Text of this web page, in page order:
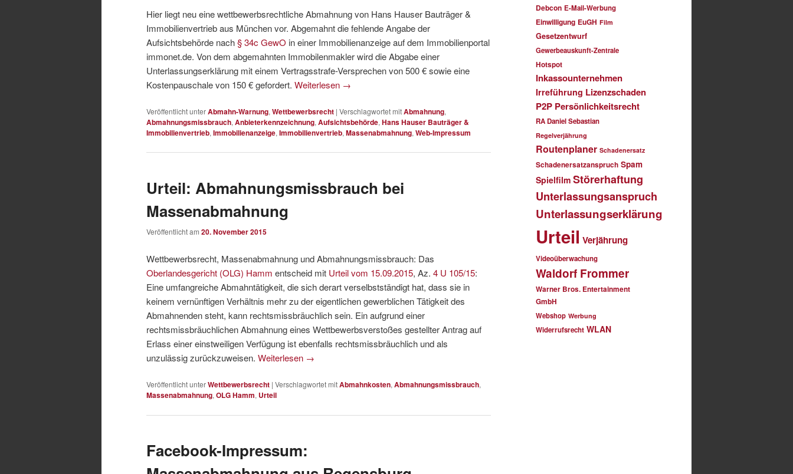
Hier liegt neu eine wettbewerbsrechtliche Abmahnung von Hans Hauser Bauträger &
Immobilienvertrieb aus München vor. Abgemahnt die fehlende Angabe der
Aufsichtsbehörde nach§ 34c GewO in einer Immobilienanzeige auf dem Immobilienportal
immonet.de. Von dem abgemahnten Immobilenmakler wird die Abgabe einer
Unterlassungserklärung mit einem Vertragsstrafe-Versprechen von 500 € sowie eine
Kostenpauschale von 150 € gefordert. Weiterlesen →
Veröffentlicht unterAbmahn-Warnung, Wettbewerbsrecht | Verschlagwortet mitAbmahnung,
Abmahnungsmissbrauch, Anbieterkennzeichnung, Aufsichtsbehörde, Hans Hauser Bauträger &
Immobilienvertrieb, Immobilienanzeige, Immobilienvertrieb, Massenabmahnung, Web-Impressum
Urteil: Abmahnungsmissbrauch bei
Massenabmahnung
Veröffentlicht am 20. November 2015
Wettbewerbsrecht, Massenabmahnung und Abmahnungsmissbrauch: Das
Oberlandesgericht (OLG) Hamm entscheid mit Urteil vom 15.09.2015, Az. 4 U 105/15:
Eine umfangreiche Abmahntätigkeit, die sich derart verselbstständigt hat, dass sie in
keinem vernünftigen Verhältnis mehr zu der eigentlichen gewerblichen Tätigkeit des
Abmahnenden steht, kann rechtsmissbräuchlich sein. Ein aufgrund einer
rechtsmissbräuchlichen Abmahnung eines Wettbewerbsverstoßes gestellter Antrag auf
Erlass einer einstweiligen Verfügung ist ebenfalls rechtsmissbräuchlich und als
unzulässig zurückzuweisen. Weiterlesen →
Veröffentlicht unterWettbewerbsrecht | Verschlagwortet mitAbmahnkosten, Abmahnungsmissbrauch,
Massenabmahnung, OLG Hamm, Urteil
Facebook-Impressum:
Debcon E-Mail-Werbung
Einwilligung EuGH Film
Gesetzentwurf
Gewerbeauskunft-Zentrale
Hotspot
Inkassounternehmen
Irreführung Lizenzschaden
P2P Persönlichkeitsrecht
RA Daniel Sebastian
Regelverjährung
Routenplaner Schadenersatz
Schadenersatzanspruch Spam
Spielfilm Störerhaftung
Unterlassungsanspruch
Unterlassungserklärung
Urteil Verjährung
Videoüberwachung
Waldorf Frommer
Warner Bros. Entertainment
GmbH
Webshop Werbung
Widerrufsrecht WLAN